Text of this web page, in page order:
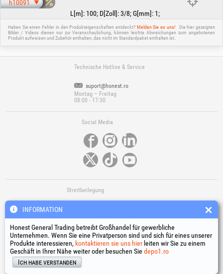
h10091
L[m]: 100; D[Zoll]:3/8;G[mm]: 1;
Haben Sie einen Fehler in den Produkteigenschaften entdeckt? Melden Sie es uns!
Die hier gezeigten
Bilder / Videos dienen nur zur Veranschaulichung, können leichte Abweichungen zum angebotenen
Produkt aufweisen und Zubehör enthalten, das nicht im Standardpaket enthalten ist.
Technische Hotline & Service
suport@honest.ro
Montag – Freitag
08:00 - 17:30
Social Media
Streitbeilegung
Nützliche Links
INFORMATION
Honest General Trading betreibt Großhandel für gewerbliche
Unternehmen. Wenn Sie eine Privatperson sind und sich für eines unserer
Produkte interessieren, kontaktieren sie uns hier leiten wir Sie zu einem
Geschäft in Ihrer Nähe weiter oder besuchen Sie depo1.ro
Ich habe verstanden